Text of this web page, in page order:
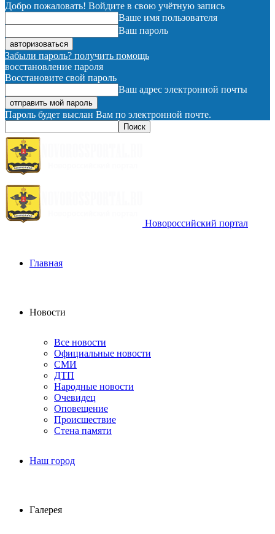
Добро пожаловать! Войдите в свою учётную запись
Ваше имя пользователя
Ваш пароль
Забыли пароль? получить помощь
восстановление пароля
Восстановите свой пароль
Ваш адрес электронной почты
Пароль будет выслан Вам по электронной почте.
Новороссийский портал
Главная
Новости
Все новости
Официальные новости
СМИ
ДТП
Народные новости
Очевидец
Оповещение
Происшествие
Стена памяти
Наш город
Галерея